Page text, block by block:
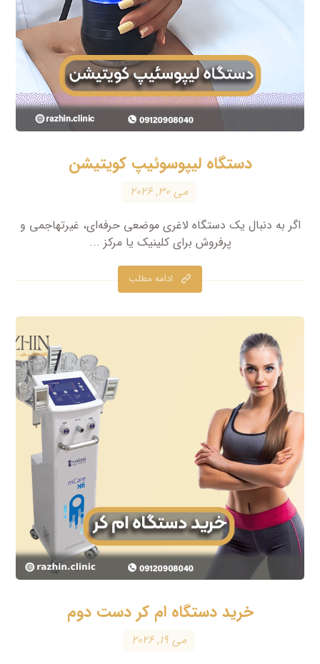
دستگاه لیپوسوئیپ کویتیشن
می ۳۰, ۲۰۲۶
اگر به دنبال یک دستگاه لاغری موضعی حرفه‌ای، غیرتهاجمی و
پرفروش برای کلینیک یا مرکز ...
ادامه مطلب
خرید دستگاه ام کر دست دوم
می ۱۹, ۲۰۲۶